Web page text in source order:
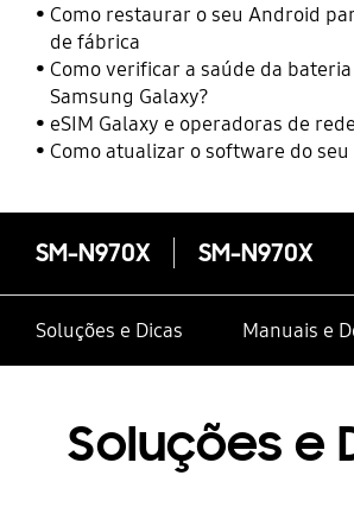
Como restaurar o seu Android
de fábrica
Como verificar a saúde da
Samsung Galaxy?
eSIM Galaxy e operadoras de
Como atualizar o software do seu
SM-N970X SM-N970X
Soluções e Dicas Manuais e
Soluções e